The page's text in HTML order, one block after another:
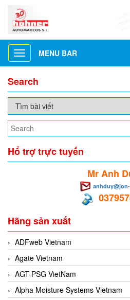
Toggle
navigation
MENU BAR
Search
Hổ trợ trực tuyến
Mr Anh
Hãng sản xuất
ADFweb Vietnam
Agate Vietnam
AGT-PSG VietNam
Alpha Moisture Systems Vietnam